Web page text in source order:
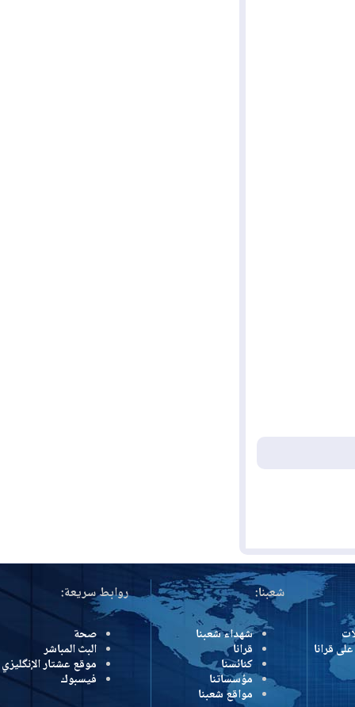
شعبنا:
شهداء شعبنا
قرانا
كنائسنا
مؤسساتنا
مواقع شعبنا
روابط سريعة:
صحة
البث المباشر
موقع عشتار الإنگليزي
فيسبوك